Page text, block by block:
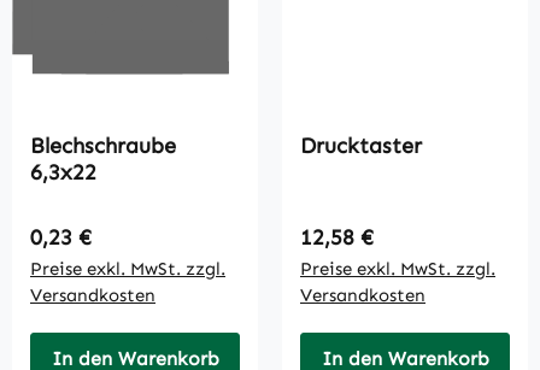
Blechschraube
6,3x22
Regulärer Preis:
0,23 €
Preise exkl. MwSt. zzgl.
Versandkosten
In den Warenkorb
Drucktaster
Regulärer Preis:
12,58 €
Preise exkl. MwSt. zzgl.
Versandkosten
In den Warenkorb